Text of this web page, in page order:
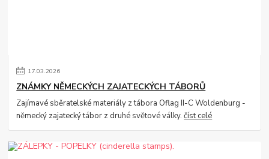
17.03.2026
ZNÁMKY NĚMECKÝCH ZAJATECKÝCH TÁBORŮ
Zajímavé sběratelské materiály z tábora Oflag II-C Woldenburg -
německý zajatecký tábor z druhé světové války.číst celé